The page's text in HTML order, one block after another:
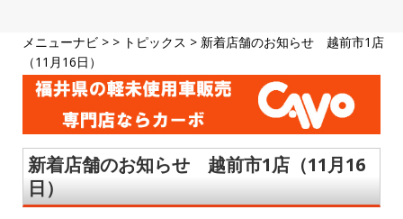
メニューナビ > > トピックス > 新着店舗のお知らせ 越前市1店
（11月16日）
新着店舗のお知らせ 越前市1店（11月16
日）